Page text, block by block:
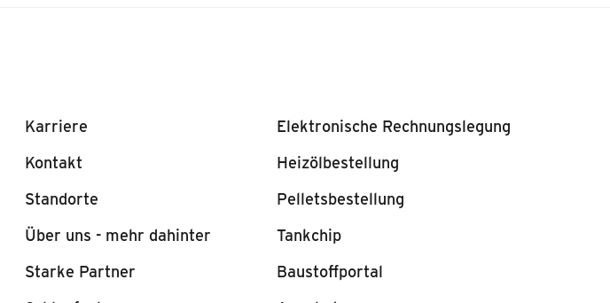
Karriere
Kontakt
Standorte
Über uns - mehr dahinter
Starke Partner
Elektronische Rechnungslegung
Heizölbestellung
Pelletsbestellung
Tankchip
Baustoffportal